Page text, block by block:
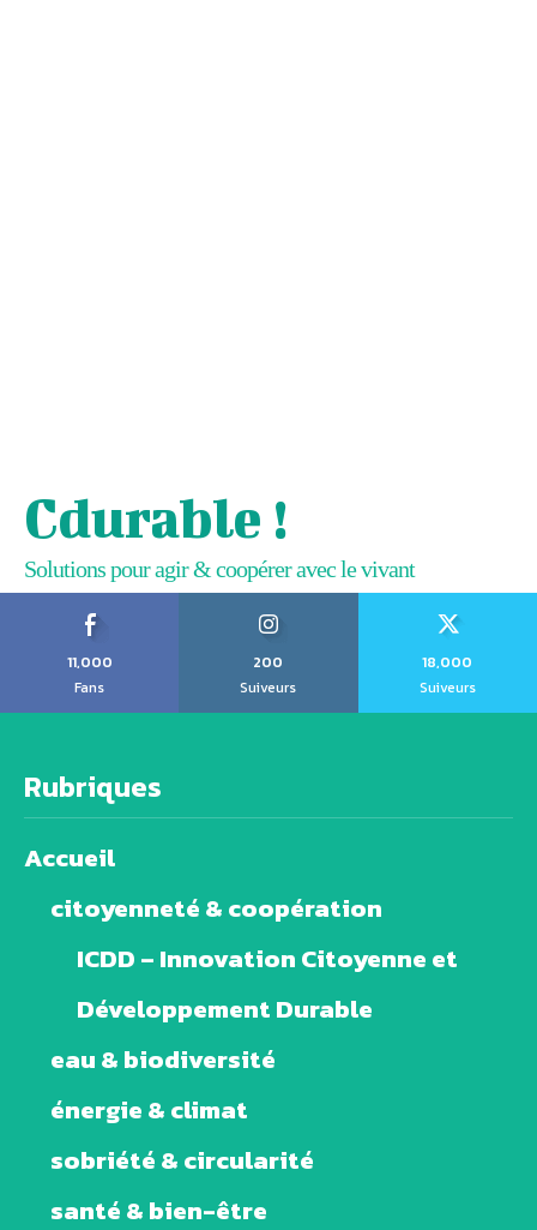
Cdurable !
Solutions pour agir & coopérer avec le vivant
11,000
Fans
200
Suiveurs
18,000
Suiveurs
Rubriques
Accueil
citoyenneté & coopération
ICDD – Innovation Citoyenne et
Développement Durable
eau & biodiversité
énergie & climat
sobriété & circularité
santé & bien-être